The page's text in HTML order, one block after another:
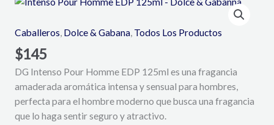
Caballeros Dolce & Gabana, Todos Los Productos
$145
DG Intenso Pour Homme EDP 125ml es una fragancia
amaderada aromática intensa y sensual para hombres,
perfecta para el hombre moderno que busca una fragancia
que lo haga sentir seguro y atractivo.
Homme
EDP
125ml
-
Dolce
&
Gabanna